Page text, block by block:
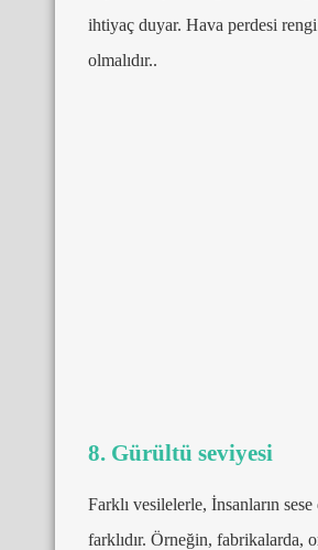
ihtiyaç duyar. Hava perdesi rengi
olmalıdır..
8. Gürültü seviyesi
Farklı vesilelerle, İnsanların sese
farklıdır. Örneğin, fabrikalarda,